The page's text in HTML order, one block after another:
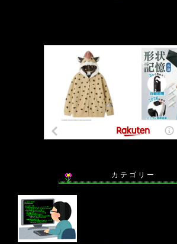
カ テ ゴ リ ー